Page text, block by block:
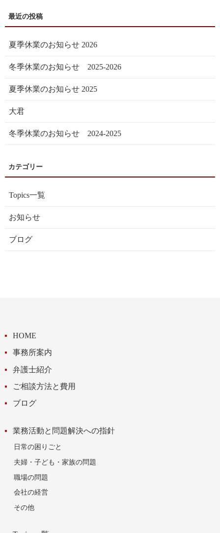
夏季休業のお知らせ 2026
冬季休業のお知らせ 2025-2026
夏季休業のお知らせ 2025
大君
冬季休業のお知らせ 2024-2025
Topics一覧
お知らせ
ブログ
HOME
事務所案内
弁護士紹介
ご相談方法と費用
ブログ
業務活動と問題解決への指針
日常の困りごと
夫婦・子ども・家族の問題
職場の問題
会社の経営
その他